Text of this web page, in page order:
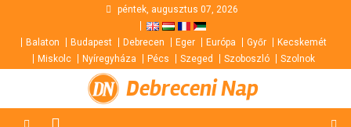
content
péntek, augusztus 07, 2026
Balaton Budapest Debrecen Eger Európa Győr
Kecskemét
Miskolc
Nyíregyháza Pécs Szeged Szoboszló Szolnok
Debreceni Nap